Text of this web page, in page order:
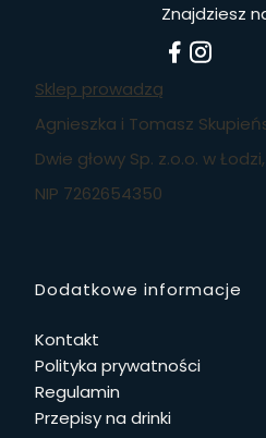
Znajdziesz
Sklep prowadzą
Agnieszka i Tomasz
Dwie głowy Sp. z.o.o. w Łodzi,
NIP 7262654350
Linki w stopce
Dodatkowe informacje
Kontakt
Polityka prywatności
Regulamin
Przepisy na drinki